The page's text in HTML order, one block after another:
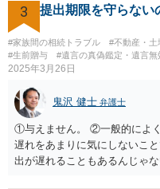
情を話して相談して、「廃除
とをお勧めします。
3 提出期限を守らない
#家族間の相続トラブル #不動産・土
#生前贈与
#遺言の真偽鑑定・遺言無
2025年3月26日
鬼沢 健士 弁護士
①与えません。 ②一般的によ
遅れをあまりに気にしないこ
出が遅れることもあるんじゃ